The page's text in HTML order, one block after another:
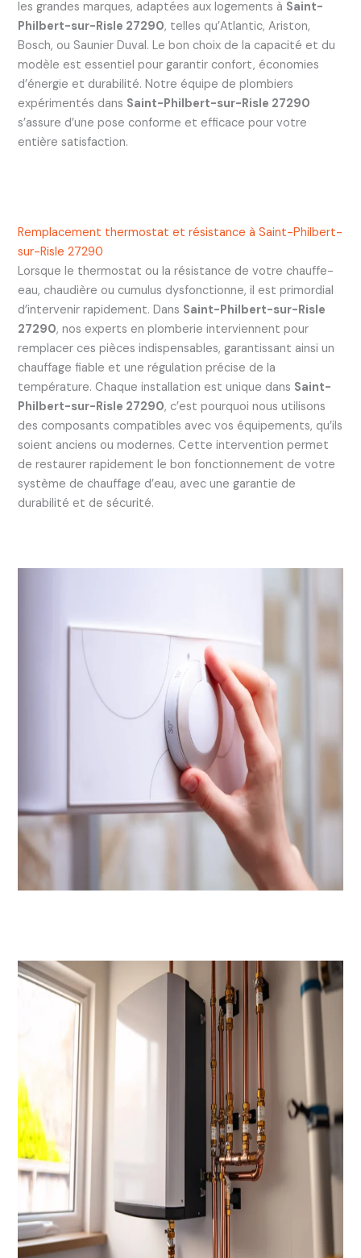
les grandes marques, adaptées aux logements à Saint-
Philbert-sur-Risle 27290, telles qu’Atlantic, Ariston,
Bosch, ou Saunier Duval. Le bon choix de la capacité et du
modèle est essentiel pour garantir confort, économies
d’énergie et durabilité. Notre équipe de plombiers
expérimentés dans Saint-Philbert-sur-Risle 27290
s’assure d’une pose conforme et efficace pour votre
entière satisfaction.
Remplacement thermostat et résistance à Saint-Philbert-
sur-Risle 27290
Lorsque le thermostat ou la résistance de votre chauffe-
eau, chaudière ou cumulus dysfonctionne, il est primordial
d’intervenir rapidement. Dans Saint-Philbert-sur-Risle
27290, nos experts en plomberie interviennent pour
remplacer ces pièces indispensables, garantissant ainsi un
chauffage fiable et une régulation précise de la
température. Chaque installation est unique dans Saint-
Philbert-sur-Risle 27290, c’est pourquoi nous utilisons
des composants compatibles avec vos équipements, qu’ils
soient anciens ou modernes. Cette intervention permet
de restaurer rapidement le bon fonctionnement de votre
système de chauffage d’eau, avec une garantie de
durabilité et de sécurité.